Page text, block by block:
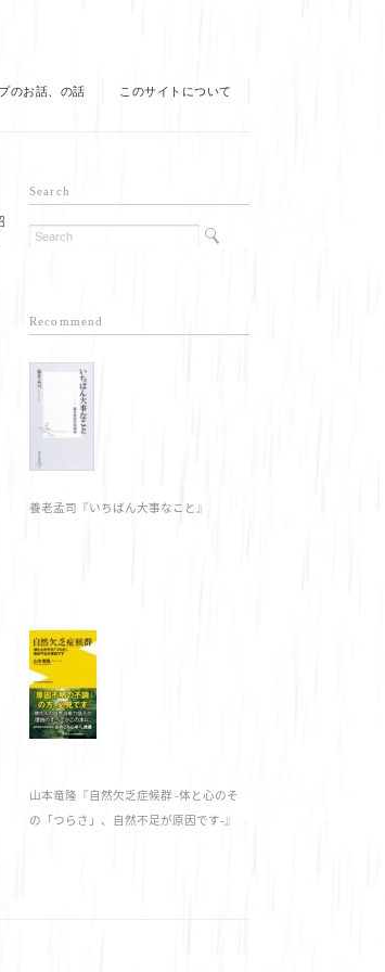
のお話、の話 このサイトについて
Search
Recommend
養老孟司『いちばん大事なこと』
山本竜隆『自然欠乏症候群 -体と心のそ
の「つらさ」、自然不足が原因です-』